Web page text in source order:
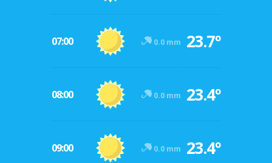
07:00 0.0 mm 23.7º
08:00 0.0 mm 23.4º
09:00 0.0 mm 23.4º